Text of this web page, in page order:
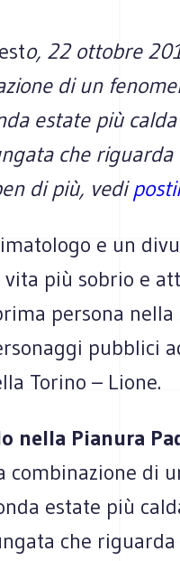
o, 22 ottobre
di un
estate più
che
di più, vedi
e un
più sobrio e
persona nella
pubblici
Torino – Lione.
nella Pianura
combinazione di
estate più
che